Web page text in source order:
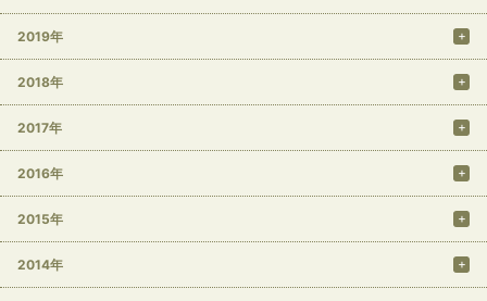
2019年
2018年
2017年
2016年
2015年
2014年